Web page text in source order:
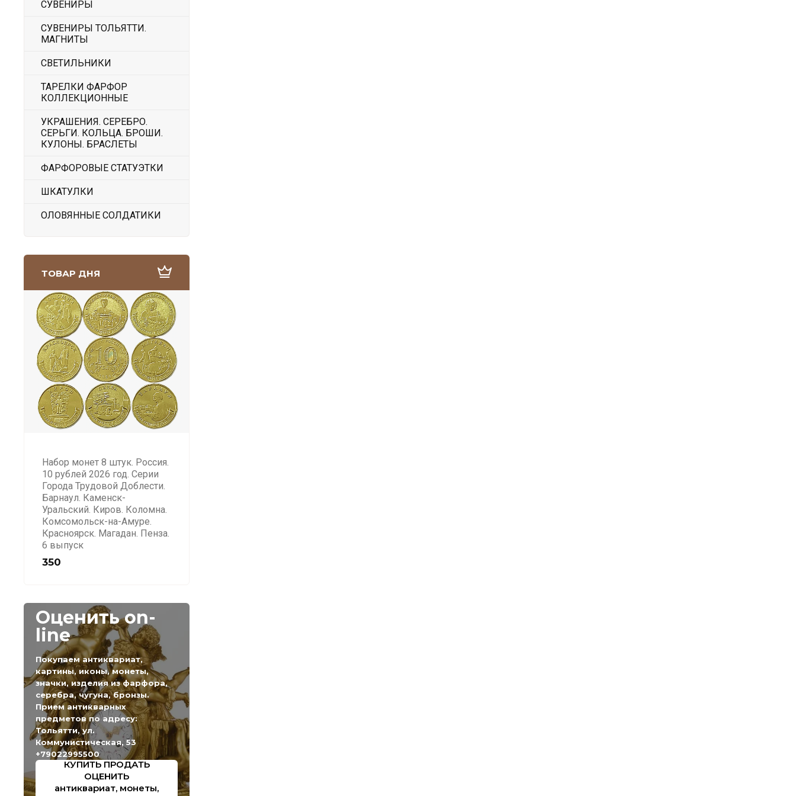
СУВЕНИРЫ
СУВЕНИРЫ ТОЛЬЯТТИ.
МАГНИТЫ
СВЕТИЛЬНИКИ
ТАРЕЛКИ ФАРФОР
КОЛЛЕКЦИОННЫЕ
УКРАШЕНИЯ. СЕРЕБРО.
СЕРЬГИ. КОЛЬЦА. БРОШИ.
КУЛОНЫ. БРАСЛЕТЫ
ФАРФОРОВЫЕ СТАТУЭТКИ
ШКАТУЛКИ
ОЛОВЯННЫЕ СОЛДАТИКИ
ТОВАР ДНЯ
Набор монет 8 штук. Россия.
10 рублей 2026 год. Серии
Города Трудовой Доблести.
Барнаул. Каменск-
Уральский. Киров. Коломна.
Комсомольск-на-Амуре.
Красноярск. Магадан. Пенза.
6 выпуск
350
Оценить on-
line
Покупаем антиквариат,
картины, иконы, монеты,
значки, изделия из фарфора,
серебра, чугуна, бронзы.
Прием антикварных
предметов по адресу:
Тольятти, ул.
Коммунистическая, 53
+79022995500
КУПИТЬ ПРОДАТЬ
ОЦЕНИТЬ
антиквариат, монеты,